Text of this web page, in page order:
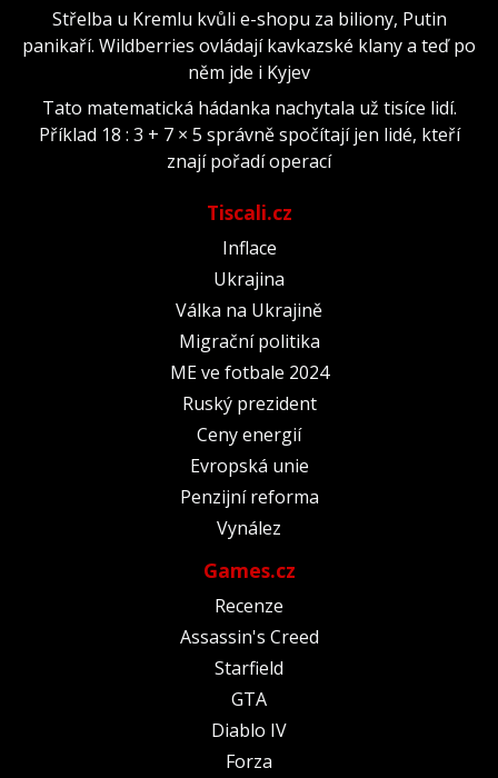
Střelba u Kremlu kvůli e-shopu za biliony, Putin
panikaří. Wildberries ovládají kavkazské klany a teď po
něm jde i Kyjev
Tato matematická hádanka nachytala už tisíce lidí.
Příklad 18 : 3 + 7 × 5 správně spočítají jen lidé, kteří
znají pořadí operací
Tiscali.cz
Inflace
Ukrajina
Válka na Ukrajině
Migrační politika
ME ve fotbale 2024
Ruský prezident
Ceny energií
Evropská unie
Penzijní reforma
Vynález
Games.cz
Recenze
Assassin's Creed
Starfield
GTA
Diablo IV
Forza